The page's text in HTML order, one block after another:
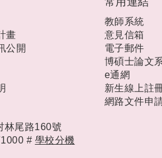
畫
公開
教師系統
意見信箱
電子郵件
博碩士論文
e通網
新生線上註
網路文件申
林尾路160號
# 學校分機